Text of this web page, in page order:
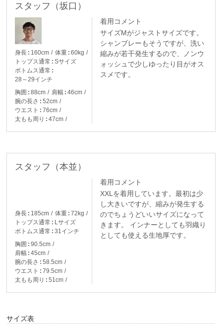
スタッフ（坂口）
身長 160cm 体重
60kg
トップス通常
Sサイズ
ボトムス通常
28～29インチ
胸囲
88cm 肩幅
46cm
腕の長さ
52cm
ウエスト
76cm
太もも周り
47cm
着用コメント
サイズMがジャストサイズです。
シャンブレーもそうですが、洗い
縮みが若干発生するので、ノンウ
ォッシュで少しゆったり目がオス
スメです。
スタッフ（本並）
身長 185cm 体重
72kg
トップス通常
Lサイズ
ボトムス通常
31インチ
胸囲
90.5cm
肩幅
45cm
腕の長さ
58.5cm
ウエスト
79.5cm
太もも周り
51cm
着用コメント
XXLを着用しています。最初は少
し大きいですが、縮みが発生する
のでちょうどいいサイズになって
きます。
インナーとしても羽織り
としても使える生地厚です。
サイズ表